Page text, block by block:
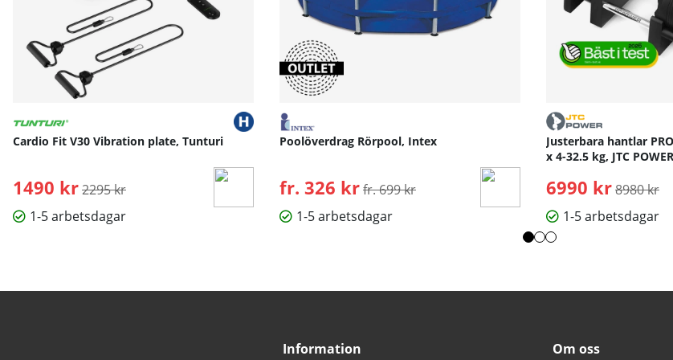
Cardio Fit V30 Vibration plate, Tunturi
1490 kr Ordinarie pris:
2295 kr
1-5 arbetsdagar
Poolöverdrag Rörpool, Intex
fr. 326 krOrdinarie pris:
fr. 699 kr
1-5 arbetsdagar
Justerbara hantlar
x 4-32.5 kg, JTC POWER
6990 kr Ordinarie
8980 kr
1-5 arbetsdagar
Information Om oss